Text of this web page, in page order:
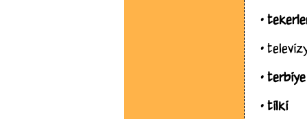
•
•
• terbiye
• tilki